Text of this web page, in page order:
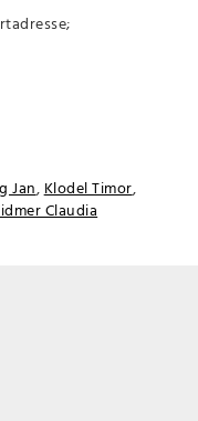
Jan, Klodel Timor,
Claudia